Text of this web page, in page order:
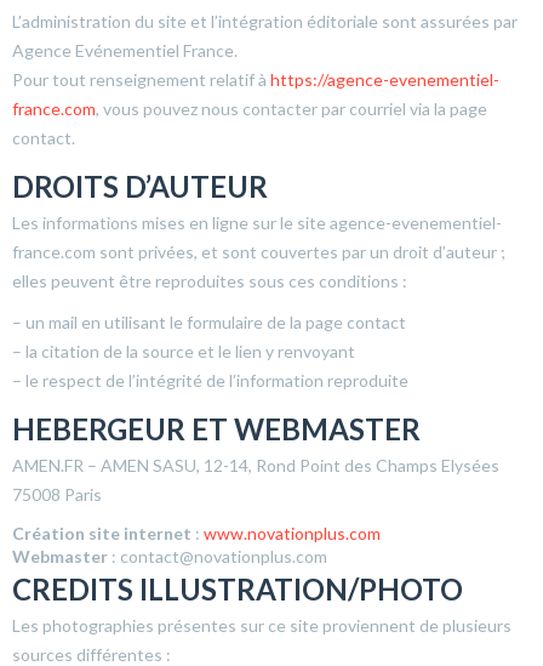
L’administration du site et l’intégration éditoriale sont assurées par
Agence Evénementiel France.
Pour tout renseignement relatif à https://agence-evenementiel-
france.com, vous pouvez nous contacter par courriel via la page
contact.
DROITS D’AUTEUR
Les informations mises en ligne sur le site agence-evenementiel-
france.com sont privées, et sont couvertes par un droit d’auteur ;
elles peuvent être reproduites sous ces conditions :
– un mail en utilisant le formulaire de la page contact
– la citation de la source et le lien y renvoyant
– le respect de l’intégrité de l’information reproduite
HEBERGEUR ET WEBMASTER
AMEN.FR – AMEN SASU, 12-14, Rond Point des Champs Elysées
75008 Paris
Création site internet : www.novationplus.com
Webmaster : contact@novationplus.com
CREDITS ILLUSTRATION/PHOTO
Les photographies présentes sur ce site proviennent de plusieurs
sources différentes :